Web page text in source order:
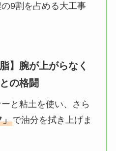
9割を占める大工事
】腕が上がらなく
の格闘
と粘土を使い、さら
」で油分を拭き上げま